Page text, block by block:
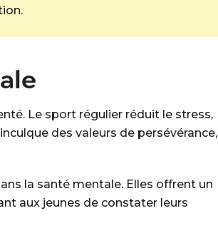
Le sport régulier réduit le stress,
des valeurs de persévérance,
la santé mentale. Elles offrent un
aux jeunes de constater leurs